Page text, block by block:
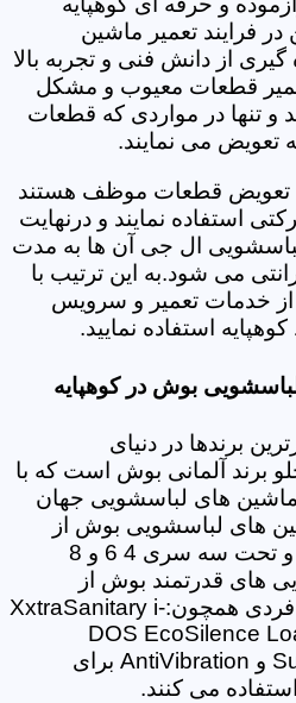
در فرایند تعمیر ماشین
از دانش فنی و تجربه بالا
قطعات معیوب و مشکل
و تنها در مواردی که قطعات
تعویض می نمایند.
به تعویض قطعات موظف هستند
استفاده نمایند و درنهایت
ال جی آن ها به مدت
می شود.به این ترتیب با
از خدمات تعمیر و سرویس
استفاده نمایید.
بوش در کوهپایه
برندها در دنیای
برند آلمانی بوش است که با
ماشین های لباسشویی جهان
های لباسشویی بوش از
ظرفیت 7 تا 9 کیلوگرمی و تحت سه سری 4 6 و 8
های قدرتمند بوش از
تکنولوژی های منحصر به فردی همچون:XxtraSanitary i-
DOS EcoSilence
SuperQuick PowerWash و AntiVibration برای
می کنند.